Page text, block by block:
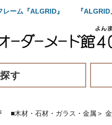
レーム『ALGRID』 『ALGRID
す
■木材・石材・ガラス・金属 ＞